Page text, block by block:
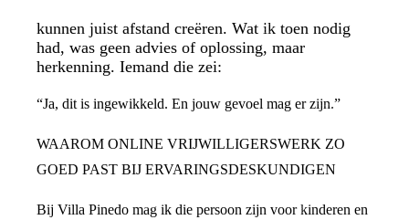
kunnen juist afstand creëren. Wat ik toen nodig
had, was geen advies of oplossing, maar
herkenning. Iemand die zei:
“Ja, dit is ingewikkeld. En jouw gevoel mag er zijn.”
WAAROM ONLINE VRIJWILLIGERSWERK ZO
GOED PAST BIJ ERVARINGSDESKUNDIGEN
Bij Villa Pinedo mag ik die persoon zijn voor kinderen en